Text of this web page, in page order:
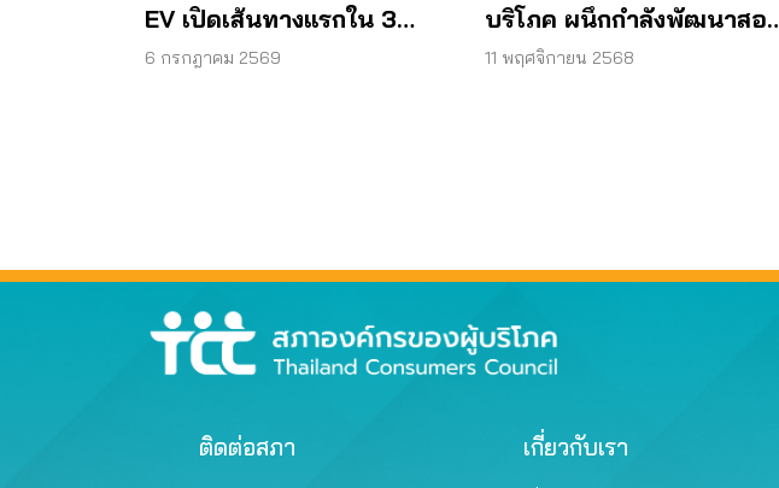
EV เปิดเส้นทางแรกใน 3
เดือน
6 กรกฎาคม 2569
บริโภค ผนึกกำลังพัฒนาสอง
แถว EV ลดเหลื่อมล้ำการเดิน
11 พฤศจิกายน 2568
ติดต่อสภา เกี่ยวกับเรา